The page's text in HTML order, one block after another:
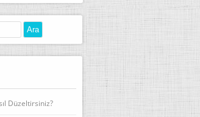
Düzeltirsiniz?